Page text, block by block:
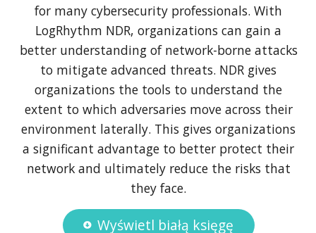
for many cybersecurity professionals. With
LogRhythm NDR, organizations can gain a
better understanding of network-borne attacks
to mitigate advanced threats. NDR gives
organizations the tools to understand the
extent to which adversaries move across their
environment laterally. This gives organizations
a significant advantage to better protect their
network and ultimately reduce the risks that
they face.
Wyświetl białą księgę